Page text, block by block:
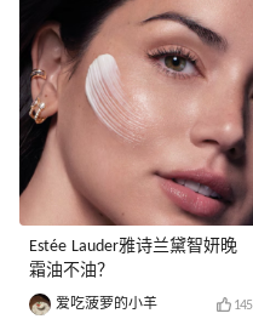
Estée Lauder雅诗兰黛智妍晚
霜油不油？
爱吃菠萝的小羊 145